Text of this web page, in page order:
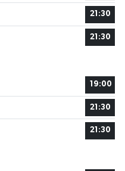
21:30
21:30
19:00
21:30
21:30